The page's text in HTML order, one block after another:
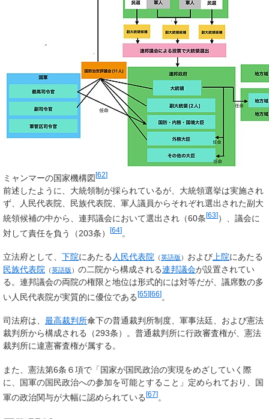
ミャンマーの国家機構図 [62]
前述したように、大統領制が採られているが、大統領選挙は実施され
ず、人民代表院、民族代表院、軍人議員からそれぞれ選出された副大
統領候補の中から、連邦議会において選出され（60条[63] ）、議会に
対して責任を負う（203条）
[64]。
立法府として、 下院にあたる 人民代表院 （英語版 ） および 上院にあたる
民族代表院 （英語版 ） の二院から構成される連邦議会が設置されてい
る。連邦議会の両院の権限と地位は形式的には対等だが、議席数の多
い人民代表院が実質的に優位である[65][66]。
司法府は、 最高裁判所傘下の普通裁判所制度、軍事法廷、および憲法
裁判所から構成される（293条）。普通裁判所に行政審査権が、憲法
裁判所に違憲審査権が属する。
また、憲法第6条６項で「国家が国民政治の実現をめざしていく際
に、国軍の国民政治への参加を可能とすること」定められており、国
軍の政治関与が大幅に認められている[67]。